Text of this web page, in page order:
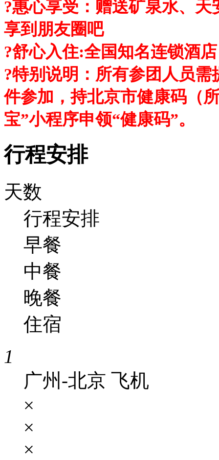
?惠心享受：赠送矿泉水、
享到朋友圈吧
?舒心入住:全国知名连锁酒店
?特别说明：所有参团人员
件参加，持北京市健康码（
宝”小程序申领“健康码”。
行程安排
天数
行程安排
早餐
中餐
晚餐
住宿
1
广州-北京 飞机
×
×
×